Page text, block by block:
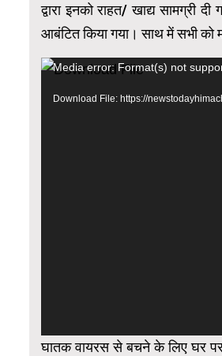
द्वारा इनको राहत/ खाद्य सामग्री
आबंटित किया गया। साथ में सभी को
Video
Player
Media error: Format(s) not
Download File: https://
घातक वायरस से बचने के लिए घर पर